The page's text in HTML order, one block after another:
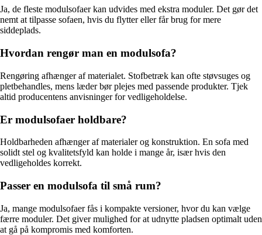
Ja, de fleste modulsofaer kan udvides med ekstra moduler. Det gør det
nemt at tilpasse sofaen, hvis du flytter eller får brug for mere
siddeplads.
Hvordan rengør man en modulsofa?
Rengøring afhænger af materialet. Stofbetræk kan ofte støvsuges og
pletbehandles, mens læder bør plejes med passende produkter. Tjek
altid producentens anvisninger for vedligeholdelse.
Er modulsofaer holdbare?
Holdbarheden afhænger af materialer og konstruktion. En sofa med
solidt stel og kvalitetsfyld kan holde i mange år, især hvis den
vedligeholdes korrekt.
Passer en modulsofa til små rum?
Ja, mange modulsofaer fås i kompakte versioner, hvor du kan vælge
færre moduler. Det giver mulighed for at udnytte pladsen optimalt uden
at gå på kompromis med komforten.